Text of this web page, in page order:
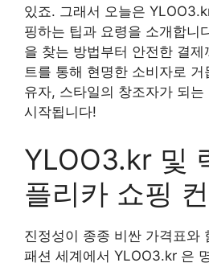
있죠. 그래서 오늘은
핑하는 팁과 요령을 소개합니
을 찾는 방법부터 안전한 결
트를 통해 현명한 소비자로
유자, 스타일의 창조자가 되
시작됩니다!
YLOO3.kr 및
플리카 쇼핑
진정성이 종종 비싼 가격표와
패션 세계에서 YLOO3.kr 은